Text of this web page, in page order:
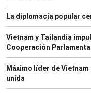
La diplomacia popular
Vietnam y Tailandia
Cooperación
Máximo líder de Vietnam
unida